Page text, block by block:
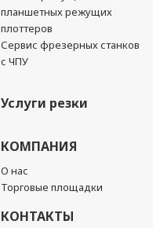
планшетных режущих
плоттеров
Сервис фрезерных станков
с ЧПУ
Услуги резки
КОМПАНИЯ
О нас
Торговые площадки
КОНТАКТЫ